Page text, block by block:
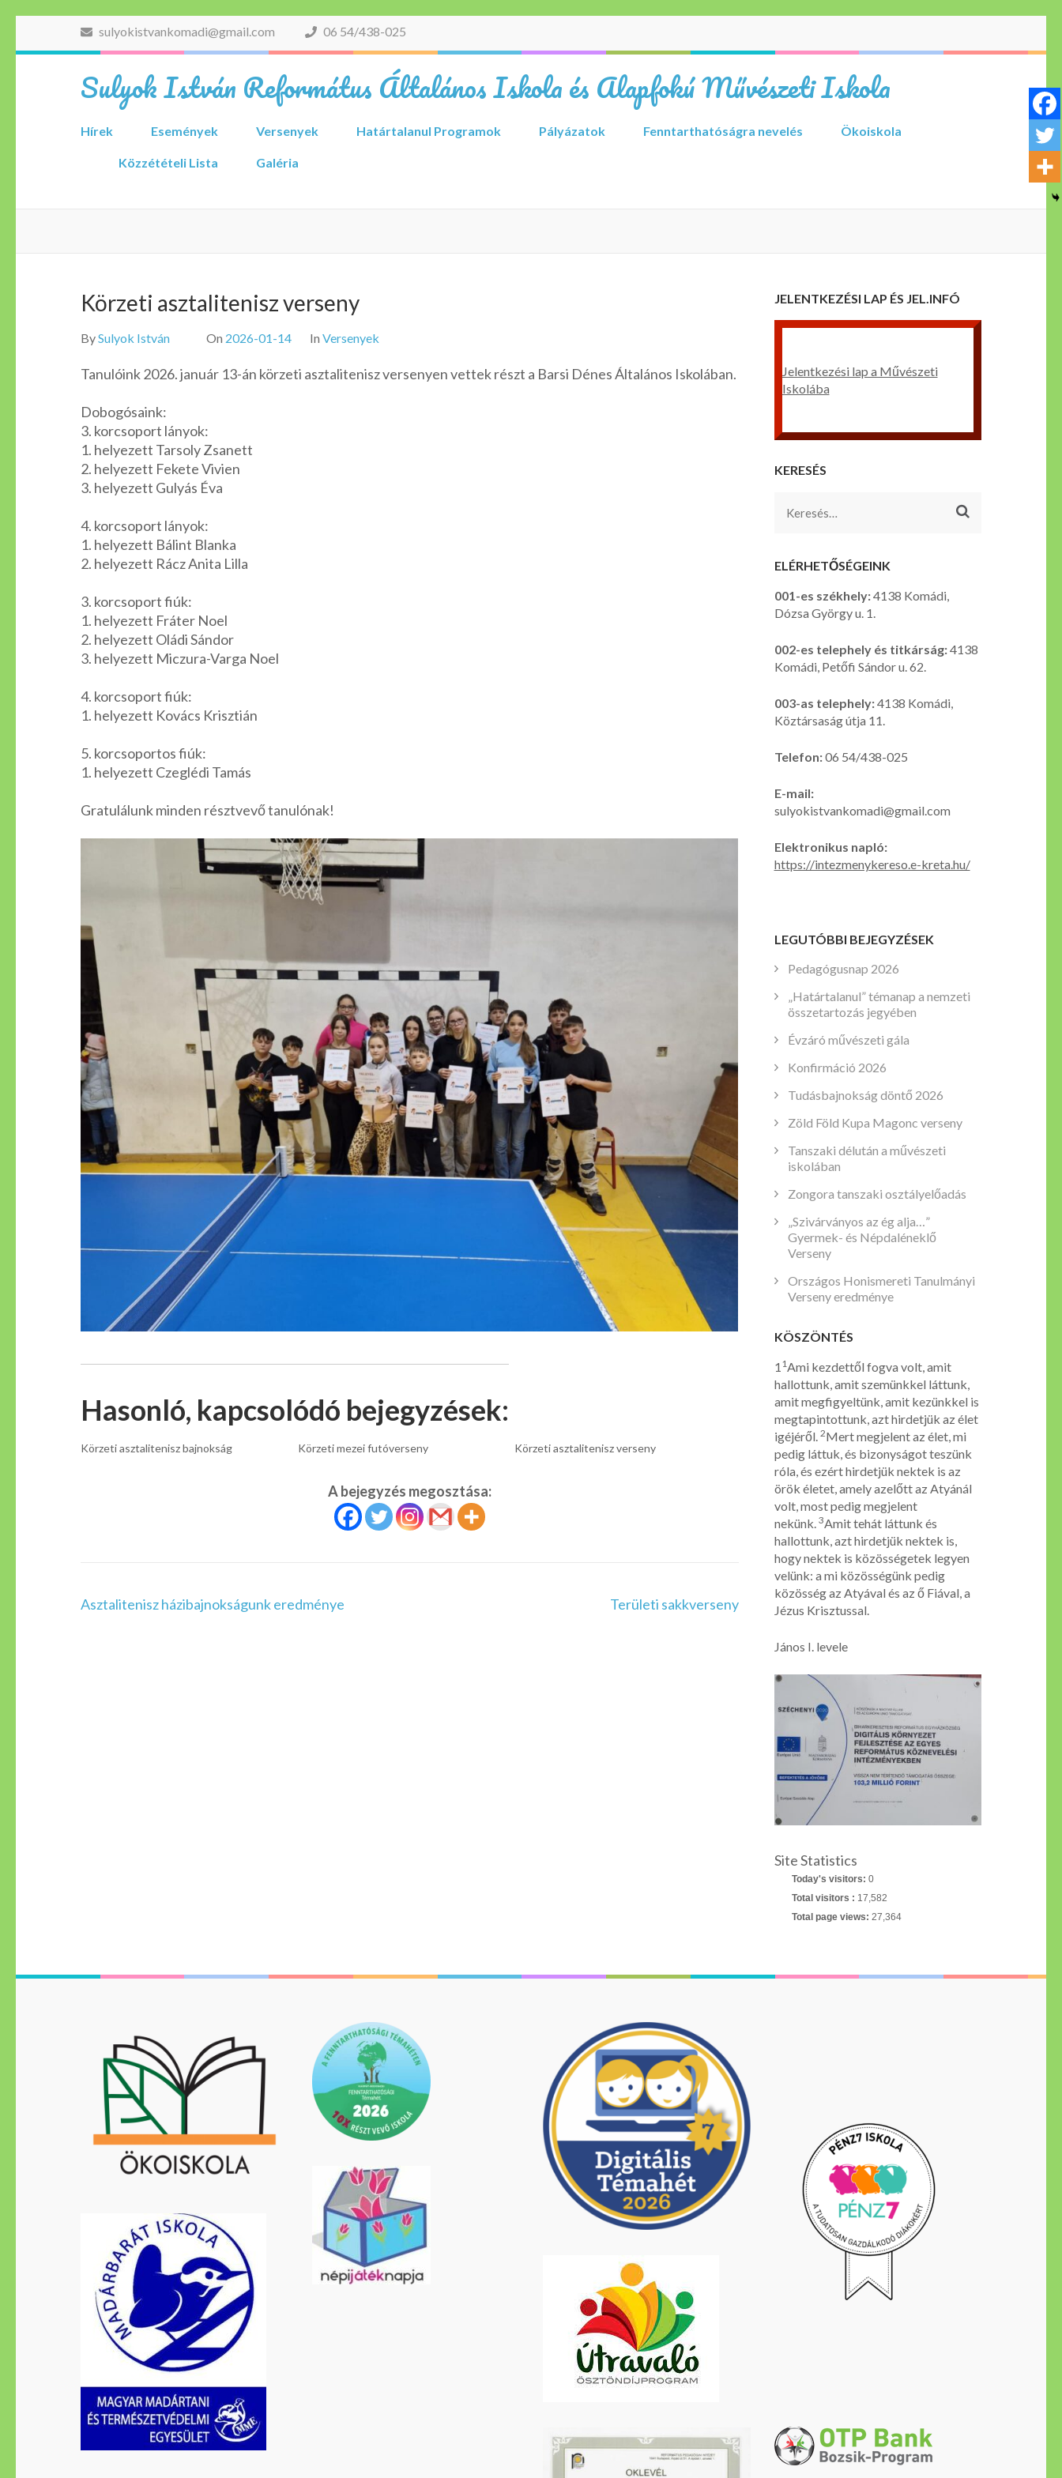
sulyokistvankomadi@gmail.com 06 54/438-025
Sulyok István Református Általános Iskola és Alapfokú Művészeti Iskola
Hírek Események Versenyek Határtalanul Programok Pályázatok Fenntarthatóságra nevelés Ökoiskola
Közzétételi Lista Galéria
Körzeti asztalitenisz verseny
BySulyok István On 2026-01-14 In Versenyek
Tanulóink 2026. január 13-án körzeti asztalitenisz versenyen vettek részt a Barsi Dénes Általános Iskolában.
Dobogósaink:
3. korcsoport lányok:
1. helyezett Tarsoly Zsanett
2. helyezett Fekete Vivien
3. helyezett Gulyás Éva
4. korcsoport lányok:
1. helyezett Bálint Blanka
2. helyezett Rácz Anita Lilla
3. korcsoport fiúk:
1. helyezett Fráter Noel
2. helyezett Oládi Sándor
3. helyezett Miczura-Varga Noel
4. korcsoport fiúk:
1. helyezett Kovács Krisztián
5. korcsoportos fiúk:
1. helyezett Czeglédi Tamás
Gratulálunk minden résztvevő tanulónak!
Hasonló, kapcsolódó bejegyzések:
Körzeti asztalitenisz bajnokság Körzeti mezei futóverseny Körzeti asztalitenisz verseny
A bejegyzés megosztása:
Bejegyzés
Asztalitenisz házibajnokságunk eredménye Területi sakkverseny
JELENTKEZÉSI LAP ÉS JEL.INFÓ
Jelentkezési lap a Művészeti
Iskolába
KERESÉS
Keresés:
ELÉRHETŐSÉGEINK
001-es székhely:4138 Komádi,
Dózsa György u. 1.
002-es telephely és titkárság:4138
Komádi, Petőfi Sándor u. 62.
003-as telephely:4138 Komádi,
Köztársaság útja 11.
Telefon:06 54/438-025
E-mail:
sulyokistvankomadi@gmail.com
Elektronikus napló:
https://intezmenykereso.e-kreta.hu/
LEGUTÓBBI BEJEGYZÉSEK
Pedagógusnap 2026
„Határtalanul” témanap a nemzeti
összetartozás jegyében
Évzáró művészeti gála
Konfirmáció 2026
Tudásbajnokság döntő 2026
Zöld Föld Kupa Magonc verseny
Tanszaki délután a művészeti
iskolában
Zongora tanszaki osztályelőadás
„Szivárványos az ég alja…”
Gyermek- és Népdaléneklő
Verseny
Országos Honismereti Tanulmányi
Verseny eredménye
KÖSZÖNTÉS
1 1Ami kezdettől fogva volt, amit
hallottunk, amit szemünkkel láttunk,
amit megfigyeltünk, amit kezünkkel is
megtapintottunk, azt hirdetjük az élet
igéjéről. 2Mert megjelent az élet, mi
pedig láttuk, és bizonyságot teszünk
róla, és ezért hirdetjük nektek is az
örök életet, amely azelőtt az Atyánál
volt, most pedig megjelent
nekünk. 3Amit tehát láttunk és
hallottunk, azt hirdetjük nektek is,
hogy nektek is közösségetek legyen
velünk: a mi közösségünk pedig
közösség az Atyával és az ő Fiával, a
Jézus Krisztussal.
János I. levele
Site Statistics
Today's visitors: 0
Total visitors : 17,582
Total page views: 27,364